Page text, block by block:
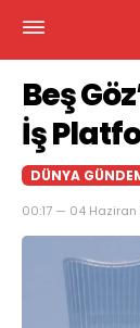
Beş
İş
DÜNYA
00:17 — 04